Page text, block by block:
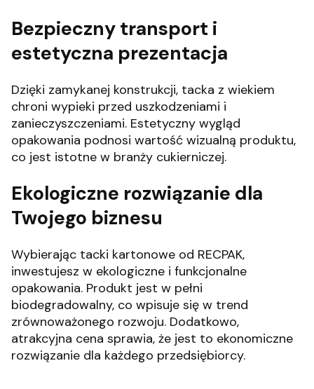
Bezpieczny transport i
estetyczna prezentacja
Dzięki zamykanej konstrukcji, tacka z wiekiem
chroni wypieki przed uszkodzeniami i
zanieczyszczeniami. Estetyczny wygląd
opakowania podnosi wartość wizualną produktu,
co jest istotne w branży cukierniczej.
Ekologiczne rozwiązanie dla
Twojego biznesu
Wybierając tacki kartonowe od RECPAK,
inwestujesz w ekologiczne i funkcjonalne
opakowania. Produkt jest w pełni
biodegradowalny, co wpisuje się w trend
zrównoważonego rozwoju. Dodatkowo,
atrakcyjna cena sprawia, że jest to ekonomiczne
rozwiązanie dla każdego przedsiębiorcy.